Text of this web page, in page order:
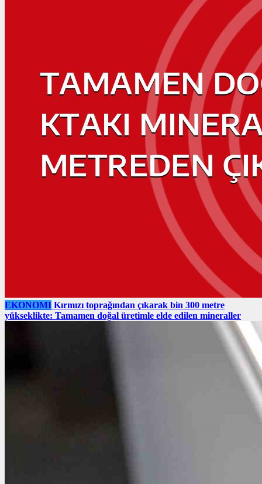
EKONOMI Kırmızı toprağından çıkarak bin 300 metre
yükseklikte: Tamamen doğal üretimle elde edilen mineraller